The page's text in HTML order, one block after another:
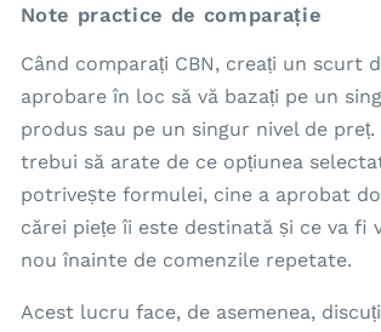
Note practice de comparație
Când comparați CBN, creați un scurt
aprobare în loc să vă bazați pe un
produs sau pe un singur nivel de preț.
trebui să arate de ce opțiunea
potrivește formulei, cine a aprobat
cărei piețe îi este destinată și ce va fi
nou înainte de comenzile repetate.
Acest lucru face, de asemenea,